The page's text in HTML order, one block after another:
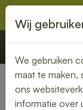
€
Nederland»
Wij
We gebruiken
maat te maken,
ons
informatie over